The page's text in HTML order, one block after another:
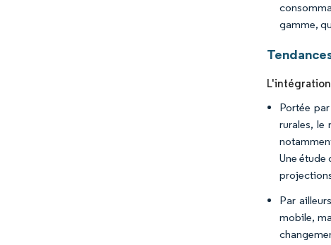
gamme,
Portée
rurales, le
Une étude
Par
mobile,